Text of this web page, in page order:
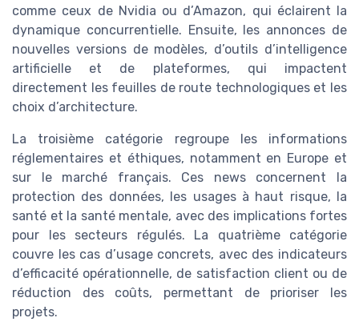
comme ceux de Nvidia ou d’Amazon, qui éclairent la
dynamique concurrentielle. Ensuite, les annonces de
nouvelles versions de modèles, d’outils d’intelligence
artificielle et de plateformes, qui impactent
directement les feuilles de route technologiques et les
choix d’architecture.
La troisième catégorie regroupe les informations
réglementaires et éthiques, notamment en Europe et
sur le marché français. Ces news concernent la
protection des données, les usages à haut risque, la
santé et la santé mentale, avec des implications fortes
pour les secteurs régulés. La quatrième catégorie
couvre les cas d’usage concrets, avec des indicateurs
d’efficacité opérationnelle, de satisfaction client ou de
réduction des coûts, permettant de prioriser les
projets.